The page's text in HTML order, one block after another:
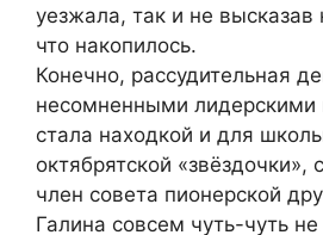
уезжала, так и не высказав
что накопилось.
Конечно, рассудительная
несомненными лидерскими
стала находкой и для
октябрятской «звёздочки»,
член совета пионерской
Галина совсем чуть-чуть